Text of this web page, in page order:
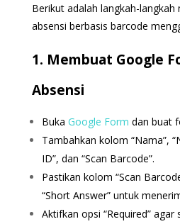
Berikut adalah langkah-
absensi berbasis barcode
1. Membuat Google
Absensi
Buka Google Form dan buat
Tambahkan kolom “Nama”,
ID”, dan “Scan Barcode”.
Pastikan kolom “Scan
“Short Answer” untuk
Aktifkan opsi “Required”